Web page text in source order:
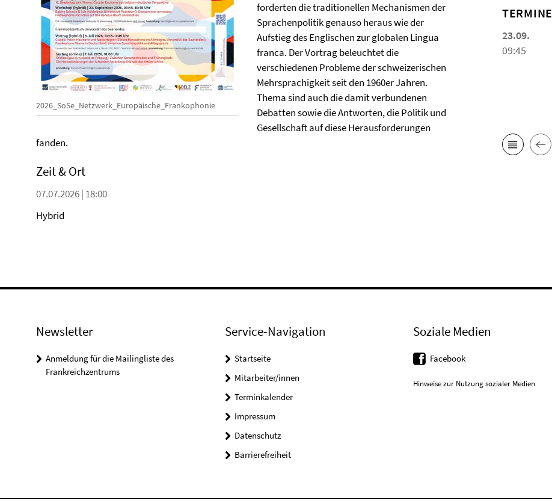
2026_SoSe_Netzwerk_Europäische_Frankophonie
forderten die traditionellen Mechanismen der
Sprachenpolitik genauso heraus wie der
Aufstieg des Englischen zur globalen Lingua
franca. Der Vortrag beleuchtet die
verschiedenen Probleme der schweizerischen
Mehrsprachigkeit seit den 1960er Jahren.
Thema sind auch die damit verbundenen
Debatten sowie die Antworten, die Politik und
Gesellschaft auf diese Herausforderungen
fanden.
Zeit & Ort
07.07.2026 | 18:00
Hybrid
TERMINE
23.09.
09:45
Newsletter
Anmeldung für die Mailingliste des
Frankreichzentrums
Service-Navigation
Startseite
Mitarbeiter/innen
Terminkalender
Impressum
Datenschutz
Barrierefreiheit
Soziale Medien
Facebook
Hinweise zur Nutzung sozialer Medien